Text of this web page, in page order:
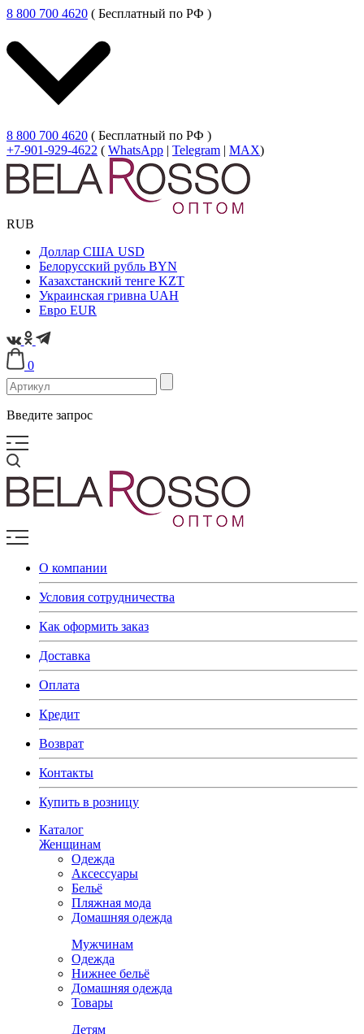
8 800 700 4620 ( Бесплатный по РФ )
8 800 700 4620 ( Бесплатный по РФ )
+7-901-929-4622 ( WhatsApp | Telegram | MAX)
RUB
Доллар США USD
Белорусский рубль BYN
Казахстанский тенге KZT
Украинская гривна UAH
Евро EUR
0
Введите запрос
О компании
Условия сотрудничества
Как оформить заказ
Доставка
Оплата
Кредит
Возврат
Контакты
Купить в розницу
Каталог
Женщинам
Одежда
Аксессуары
Бельё
Пляжная мода
Домашняя одежда
Мужчинам
Одежда
Нижнее бельё
Домашняя одежда
Товары
Детям